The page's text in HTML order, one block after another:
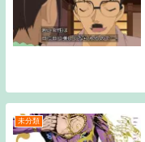
未分類